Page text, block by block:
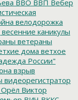
ВВО ВВП Вебер
велодорожка
весенние каникулы
ветераны
дома ветхое
России"
взрыв
видеорегистратор
Орёл Виктор